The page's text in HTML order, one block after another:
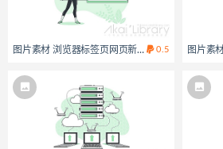
图片素材 浏览器标签页网页新窗口插画扁平场景
0.5 图片素